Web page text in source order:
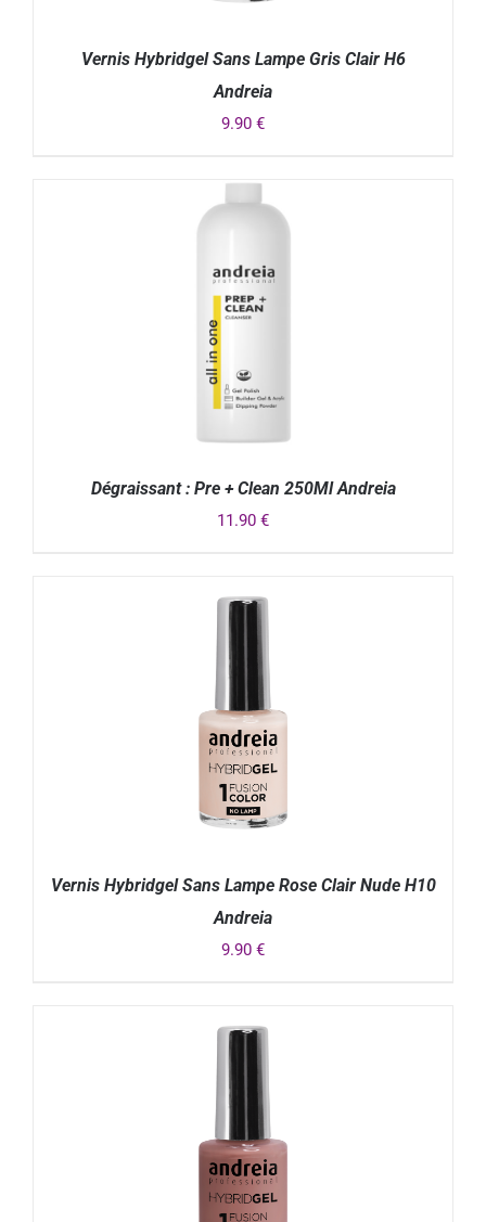
Vernis Hybridgel Sans Lampe Gris Clair H6
Andreia
9.90 €
Dégraissant : Pre + Clean 250Ml Andreia
11.90 €
Vernis Hybridgel Sans Lampe Rose Clair Nude H10
Andreia
9.90 €